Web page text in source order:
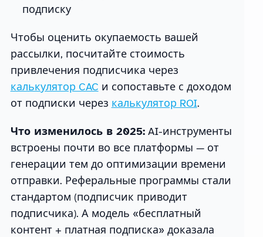
подписку
Чтобы оценить окупаемость вашей
рассылки, посчитайте стоимость
привлечения подписчика через
калькулятор CAC и сопоставьте с доходом
от подписки через калькулятор ROI.
Что изменилось в 2025:AI-инструменты
встроены почти во все платформы — от
генерации тем до оптимизации времени
отправки. Реферальные программы стали
стандартом (подписчик приводит
подписчика). А модель «бесплатный
контент + платная подписка» доказала